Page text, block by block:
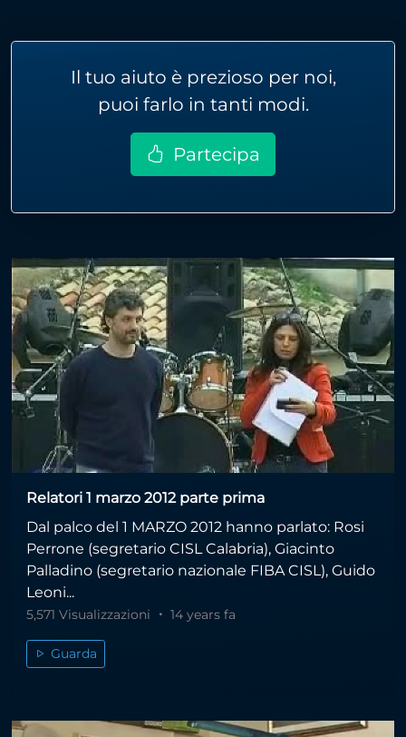
Il tuo aiuto è prezioso per noi,
puoi farlo in tanti modi.
Partecipa
Relatori 1 marzo 2012 parte prima
Dal palco del 1 MARZO 2012 hanno parlato: Rosi
Perrone (segretario CISL Calabria), Giacinto
Palladino (segretario nazionale FIBA CISL), Guido
Leoni...
5,571 Visualizzazioni 14 years fa
Guarda